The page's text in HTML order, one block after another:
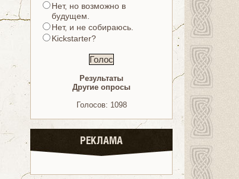
Нет, но возможно в
будущем.
Нет, и не собираюсь.
Kickstarter?
Результаты
Другие опросы
Голосов: 1098
РЕКЛАМА